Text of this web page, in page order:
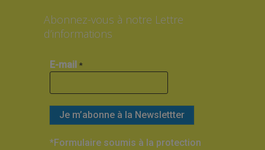
Abonnez-vous à notre Lettre
d’informations
E-mail *
*Formulaire soumis à la protection